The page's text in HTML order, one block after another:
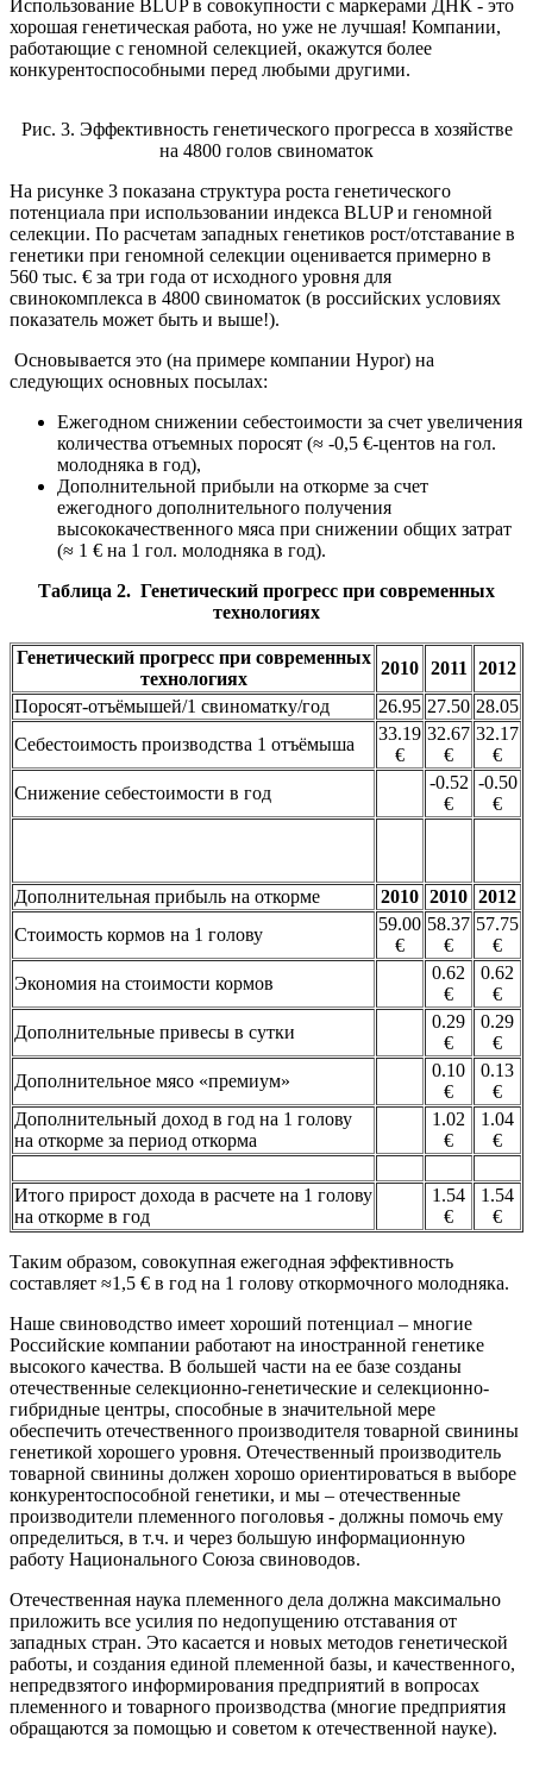
Использование BLUP в совокупности с маркерами ДНК - это
хорошая генетическая работа, но уже не лучшая! Компании,
работающие с геномной селекцией, окажутся более
конкурентоспособными перед любыми другими.
Рис. 3. Эффективность генетического прогресса в хозяйстве
на 4800 голов свиноматок
На рисунке 3 показана структура роста генетического
потенциала при использовании индекса BLUP и геномной
селекции. По расчетам западных генетиков рост/отставание в
генетики при геномной селекции оценивается примерно в
560 тыс. € за три года от исходного уровня для
свинокомплекса в 4800 свиноматок (в российских условиях
показатель может быть и выше!).
Основывается это (на примере компании Hypor) на
следующих основных посылах:
Ежегодном снижении себестоимости за счет увеличения
количества отъемных поросят (≈ -0,5 €-центов на гол.
молодняка в год),
Дополнительной прибыли на откорме за счет
ежегодного дополнительного получения
высококачественного мяса при снижении общих затрат
(≈ 1 € на 1 гол. молодняка в год).
Таблица 2. Генетический прогресс при современных
технологиях
Генетический прогресс при современных
технологиях
2010 2011
2012
Поросят-отъёмышей/1 свиноматку/год
26.95 27.50 28.05
Себестоимость производства 1 отъёмыша
33.19
€
32.67
€
32.17
€
Снижение себестоимости в год
-0.52
€
-0.50
€
Дополнительная прибыль на откорме 2010 2010 2012
Стоимость кормов на 1 голову
59.00
€
58.37
€
57.75
€
Экономия на стоимости кормов
0.62
€
0.62
€
Дополнительные привесы в сутки
0.29
€
0.29
€
Дополнительное мясо «премиум»
0.10
€
0.13
€
Дополнительный доход в год на 1 голову
на откорме за период откорма
1.02
€
1.04
€
Итого прирост дохода в расчете на 1 голову
на откорме в год
1.54
€
1.54
€
Таким образом, совокупная ежегодная эффективность
составляет ≈1,5 € в год на 1 голову откормочного молодняка.
Наше свиноводство имеет хороший потенциал – многие
Российские компании работают на иностранной генетике
высокого качества. В большей части на ее базе созданы
отечественные селекционно-генетические и селекционно-
гибридные центры, способные в значительной мере
обеспечить отечественного производителя товарной свинины
генетикой хорошего уровня. Отечественный производитель
товарной свинины должен хорошо ориентироваться в выборе
конкурентоспособной генетики, и мы – отечественные
производители племенного поголовья - должны помочь ему
определиться, в т.ч. и через большую информационную
работу Национального Союза свиноводов.
Отечественная наука племенного дела должна максимально
приложить все усилия по недопущению отставания от
западных стран. Это касается и новых методов генетической
работы, и создания единой племенной базы, и качественного,
непредвзятого информирования предприятий в вопросах
племенного и товарного производства (многие предприятия
обращаются за помощью и советом к отечественной науке).